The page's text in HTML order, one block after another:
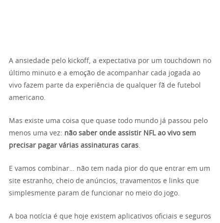
A ansiedade pelo kickoff, a expectativa por um touchdown no
último minuto e a emoção de acompanhar cada jogada ao
vivo fazem parte da experiência de qualquer fã de futebol
americano.
Mas existe uma coisa que quase todo mundo já passou pelo
menos uma vez: não saber onde assistir NFL ao vivo sem
precisar pagar várias assinaturas caras.
E vamos combinar… não tem nada pior do que entrar em um
site estranho, cheio de anúncios, travamentos e links que
simplesmente param de funcionar no meio do jogo.
A boa notícia é que hoje existem aplicativos oficiais e seguros